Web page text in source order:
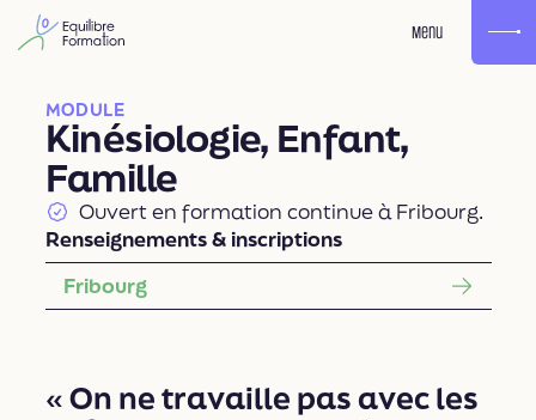
Menu
MODULE
Kinésiologie, Enfant,
Famille
Ouvert en formation continue à Fribourg.
Renseignements & inscriptions
Fribourg
« On ne travaille pas avec les